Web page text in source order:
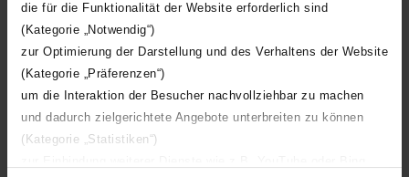
die für die Funktionalität der Website erforderlich sind
(Kategorie „Notwendig“)
zur Optimierung der Darstellung und des Verhaltens der Website
(Kategorie „Präferenzen“)
um die Interaktion der Besucher nachvollziehbar zu machen
und dadurch zielgerichtete Angebote unterbreiten zu können
(Kategorie „Statistiken“)
Protection de surface interne Galvanisé Sendzimir
Pressurisé
épaisseur d'isolation 0 mm